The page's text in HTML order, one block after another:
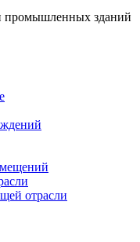
промышленных зданий
отрасли